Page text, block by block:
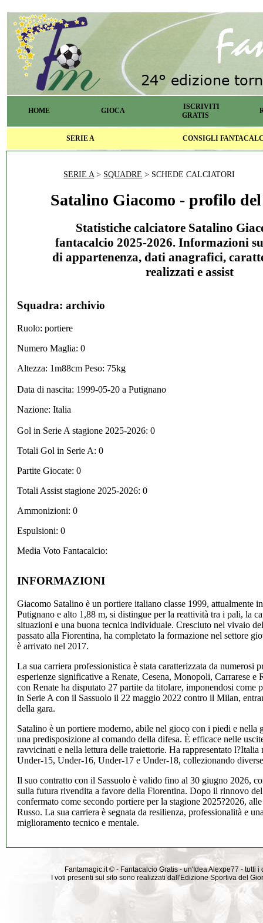
HOME GIOCA
ISCRIVITI
GRATIS
SERIE A CONSIGLI
SERIE A> SQUADRE > SCHEDE CALCIATORI
Satalino Giacomo - profilo
Statistiche calciatore Satalino
fantacalcio 2025-2026. Informazioni
di appartenenza, dati anagrafici,
realizzati e assist
Squadra: archivio
Ruolo: portiere
Numero Maglia: 0
Altezza: 1m88cm Peso: 75kg
Data di nascita: 1999-05-20 a Putignano
Nazione: Italia
Gol in Serie A stagione 2025-2026: 0
Totali Gol in Serie A: 0
Partite Giocate: 0
Totali Assist stagione 2025-2026: 0
Ammonizioni: 0
Espulsioni: 0
Media Voto Fantacalcio:
INFORMAZIONI
Giacomo Satalino è un portiere italiano classe 1999, attualmente
Putignano e alto 1,88 m, si distingue per la reattività tra i pali, la
situazioni e una buona tecnica individuale. Cresciuto nel vivaio
passato alla Fiorentina, ha completato la formazione nel settore
è arrivato nel 2017.
La sua carriera professionistica è stata caratterizzata da numerosi
esperienze significative a Renate, Cesena, Monopoli, Carrarese e
con Renate ha disputato 27 partite da titolare, imponendosi come
in Serie A con il Sassuolo il 22 maggio 2022 contro il Milan,
della gara.
Satalino è un portiere moderno, abile nel gioco con i piedi e nella
una predisposizione al comando della difesa. È efficace nelle
ravvicinati e nella lettura delle traiettorie. Ha rappresentato
Under-15, Under-16, Under-17 e Under-18, collezionando
Il suo contratto con il Sassuolo è valido fino al 30 giugno 2026,
sulla futura rivendita a favore della Fiorentina. Dopo il rinnovo del
confermato come secondo portiere per la stagione 2025?2026,
Russo. La sua carriera è segnata da resilienza, professionalità e
miglioramento tecnico e mentale.
Fantamagic.it © - Fantacalcio Gratis - un'Idea Alexpe77 -
I voti presenti sul sito sono realizzati dall'Edizione Sportiva del